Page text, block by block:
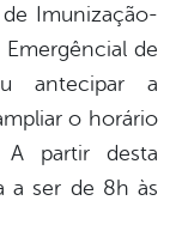
Imunização-
de
antecipar a
o horário
A partir desta
a ser de 8h às